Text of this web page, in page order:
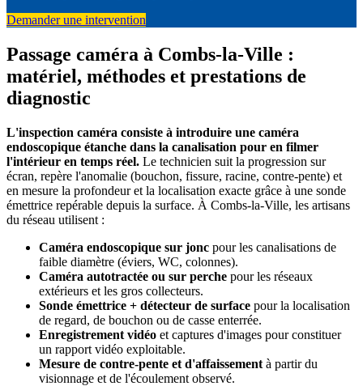
Demander une intervention
Passage caméra à Combs-la-Ville :
matériel, méthodes et prestations de
diagnostic
L'inspection caméra consiste à introduire une caméra
endoscopique étanche dans la canalisation pour en filmer
l'intérieur en temps réel. Le technicien suit la progression sur
écran, repère l'anomalie (bouchon, fissure, racine, contre-pente) et
en mesure la profondeur et la localisation exacte grâce à une sonde
émettrice repérable depuis la surface. À Combs-la-Ville, les artisans
du réseau utilisent :
Caméra endoscopique sur jonc pour les canalisations de
faible diamètre (éviers, WC, colonnes).
Caméra autotractée ou sur perche pour les réseaux
extérieurs et les gros collecteurs.
Sonde émettrice + détecteur de surface pour la localisation
de regard, de bouchon ou de casse enterrée.
Enregistrement vidéo et captures d'images pour constituer
un rapport vidéo exploitable.
Mesure de contre-pente et d'affaissement à partir du
visionnage et de l'écoulement observé.